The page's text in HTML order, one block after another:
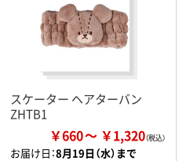
スケーター ヘアターバン
ZHTB1
￥660 ￥1,320
お届け日：8月19日（水）まで